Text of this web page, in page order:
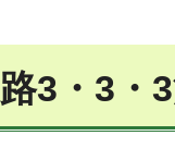
3・3・